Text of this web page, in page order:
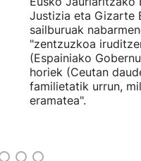
Justizia eta Gizarte
sailburuak
"zentzuzkoa
(Espainiako
horiek (Ceutan
familietatik urrun,
eramatea".